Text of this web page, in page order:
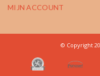
MIJN ACCOUNT
© Copyright